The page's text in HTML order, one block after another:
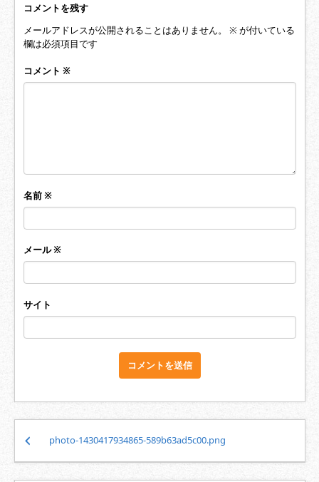
コメントを残す
メールアドレスが公開されることはありません。
※が付いている
欄は必須項目です
コメント ※
名前※
メール※
サイト
ナ
photo-1430417934865-589b63ad5c00.png